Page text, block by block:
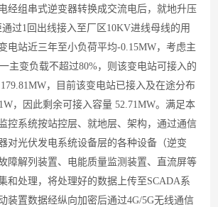
经组串式逆变器转换成交流电后，就地升压
通过1 回出线接入至厂 区 10KV进线母线的用
电站近三年至小负荷平均-0.15MW，考虑主
主变负载不超过80%，则该变电站可接入的
179.81MW，目前该变电站已接入及在途分布
W，因此剩余可接入容量 52.71MW。满足本
控系统按站控层、就地层、架构，通过通信
对光伏发电系统设备层的各种设备（逆变
障解列装置、电能质量监测装置、直流屏等
和处理，将处理好的数据上传至SCADA系
装置数据经纵向加密后通过4G/5G无线通信